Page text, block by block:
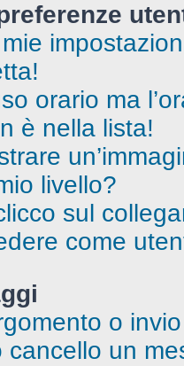
orario ma
è nella lista!
livello?
sul
come
o
cancello un